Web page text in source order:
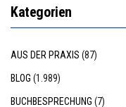
Kategorien
AUS DER PRAXIS (87)
BLOG (1.989)
BUCHBESPRECHUNG (7)